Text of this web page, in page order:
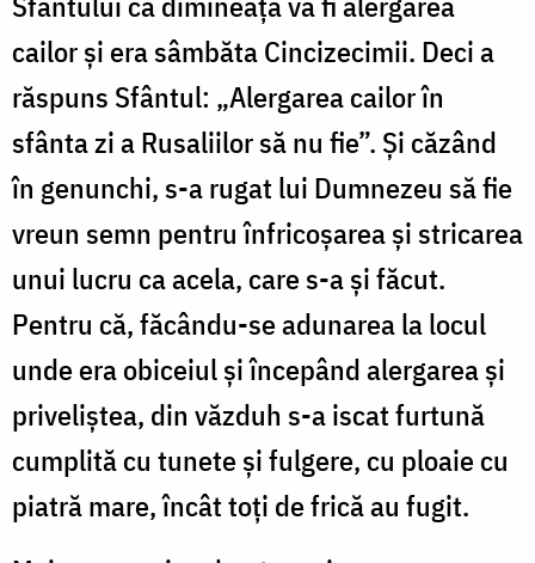
cailor și era sâmbăta Cincizecimii. Deci a
răspuns Sfântul: „Alergarea cailor în
sfânta zi a Rusaliilor să nu fie”. Și căzând
în genunchi, s-a rugat lui Dumnezeu să fie
vreun semn pentru înfricoșarea și stricarea
unui lucru ca acela, care s-a și făcut.
Pentru că, făcându-se adunarea la locul
unde era obiceiul și începând alergarea și
priveliștea, din văzduh s-a iscat furtună
cumplită cu tunete și fulgere, cu ploaie cu
piatră mare, încât toți de frică au fugit.